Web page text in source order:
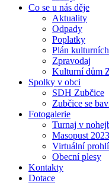
Co se u nás děje
Aktuality
Odpady
Poplatky
Plán
Zpravodaj
Kulturní dům
Spolky v obci
SDH Zubčice
Zubčice se
Fotogalerie
Turnaj v
Masopust 2023
Virtuální
Obecní plesy
Kontakty
Dotace